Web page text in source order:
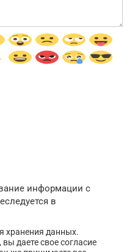
информации с
в
хранения данных.
даете свое согласие